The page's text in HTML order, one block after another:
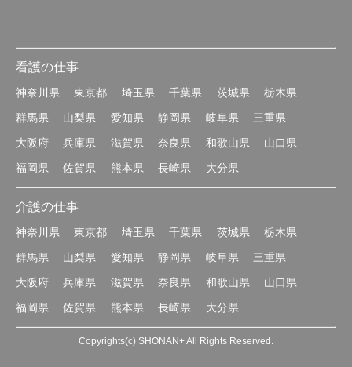
看護の仕事
神奈川県 東京都 埼玉県 千葉県 茨城県
栃木県
群馬県
山梨県 愛知県 静岡県 岐阜県
三重県
大阪府
兵庫県 滋賀県 奈良県 和歌山県
山口県
福岡県
佐賀県 熊本県 長崎県 大分県
介護の仕事
神奈川県 東京都 埼玉県 千葉県 茨城県
栃木県
群馬県
山梨県 愛知県 静岡県 岐阜県
三重県
大阪府
兵庫県 滋賀県 奈良県 和歌山県
山口県
福岡県
佐賀県 熊本県 長崎県 大分県
Copyrights(c) SHONAN+ All Rights Reserved.